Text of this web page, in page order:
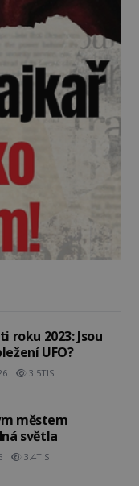
roku 2023: Jsou
UFO?
3.5TIS
městem
světla
3.4TIS